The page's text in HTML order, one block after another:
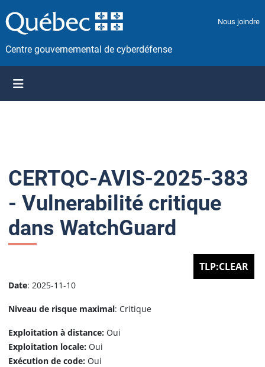
a
s
e
u
Nous joindre
Centre gouvernemental de cyberdéfense
CERTQC-AVIS-2025-383
- Vulnerabilité critique
dans WatchGuard
TLP:CLEAR
Date: 2025-11-10
Niveau de risque maximal: Critique
Exploitation à distance: Oui
Exploitation locale: Oui
Exécution de code: Oui